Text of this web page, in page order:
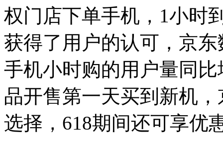
权门店下单手机，1小时
获得了用户的认可，京
手机小时购的用户量同
品开售第一天买到新机
选择，618期间还可享优